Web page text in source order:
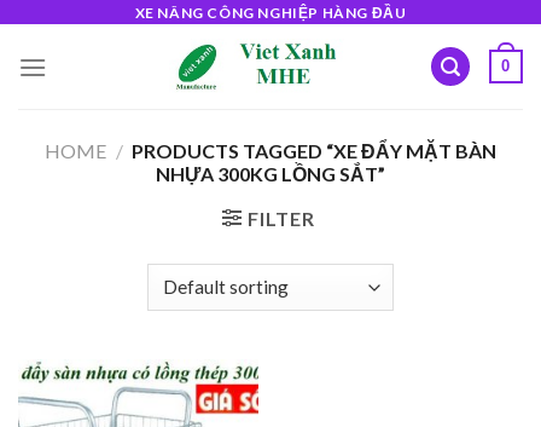
content
XE NÂNG CÔNG NGHIỆP HÀNG ĐẦU
0
HOME / PRODUCTS TAGGED “XE ĐẨY MẶT BÀN
NHỰA 300KG LỒNG SẮT”
FILTER